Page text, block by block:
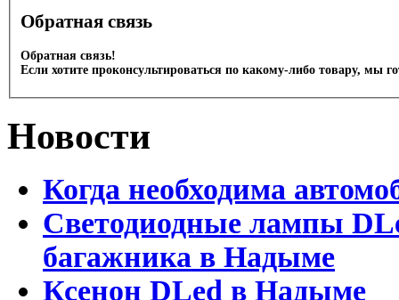
Обратная связь
Обратная связь!
Если хотите проконсультироваться по какому-либо товару, мы
Новости
Когда необходима
Светодиодные лампы
багажника в Надыме
Ксенон DLed в Надыме